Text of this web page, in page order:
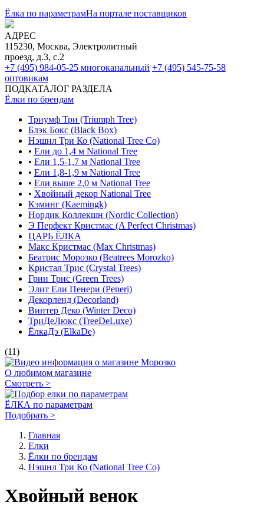
Весеннее настроение
♦Весеннее настроение
-Весенние подарки
-Вазы любимым
- Весенние цветы
-Сервировка стола
-Романтические свечи
-Подсвечники и декор
-Электросвечи
-Украшения из бумаги
-Симфония огней
-Садовая романтика
-Весенняя упаковка
Ёлка по параметрамНа портале поставщиков
АДРЕС
115230, Москва, Электролитный
проезд, д.3, с.2
+7 (495) 984-05-25многоканальный +7 (495) 545-75-58
оптовикам
ПОДКАТАЛОГ РАЗДЕЛА
Ёлки по брендам
Триумф Три (Triumph Tree)
Блэк Бокс (Black Box)
Нэшнл Три Ко (National Tree Co)
•Ели до 1,4 м National Tree
•Ели 1,8-1,9 м National Tree
•Ели выше 2,0 м National Tree
•Хвойный декор National Tree
Кэминг (Kaemingk)
Нордик Коллекшн (Nordic Collection)
Э Перфект Кристмас (A Perfect Christmas)
ЦАРЬ ЁЛКА
Макс Кристмас (Max Christmas)
Беатрис Морозко (Beatrees Morozko)
Кристал Трис (Crystal Trees)
Грин Трис (Green Trees)
Декорленд (Decorland)
Винтер Деко (Winter Deco)